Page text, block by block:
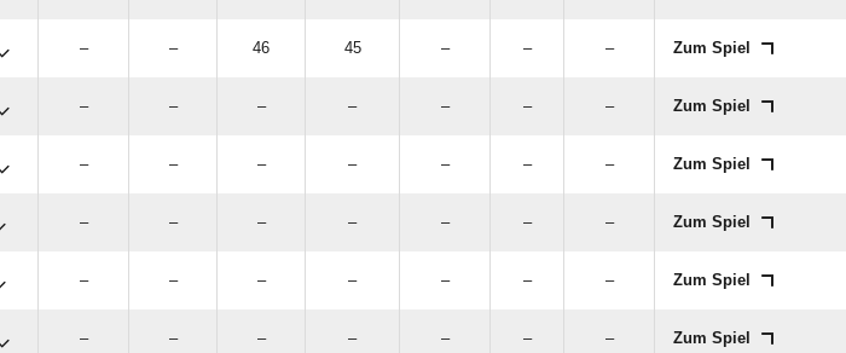
– – 46 45 – – – Zum Spiel
– – – – – – – Zum Spiel
– – – – – – – Zum Spiel
– – – – – – – Zum Spiel
– – – – – – – Zum Spiel
– – – – – – – Zum Spiel